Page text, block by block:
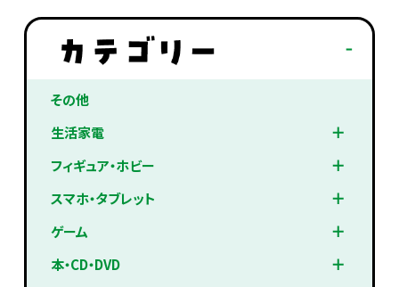
その他
生活家電
フィギュア・ホビー
スマホ・タブレット
ゲーム
本・CD・DVD